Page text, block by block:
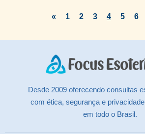
« 1 2 3 4 5 6
Desde 2009 oferecendo consultas
com ética, segurança e
em todo o Brasil.